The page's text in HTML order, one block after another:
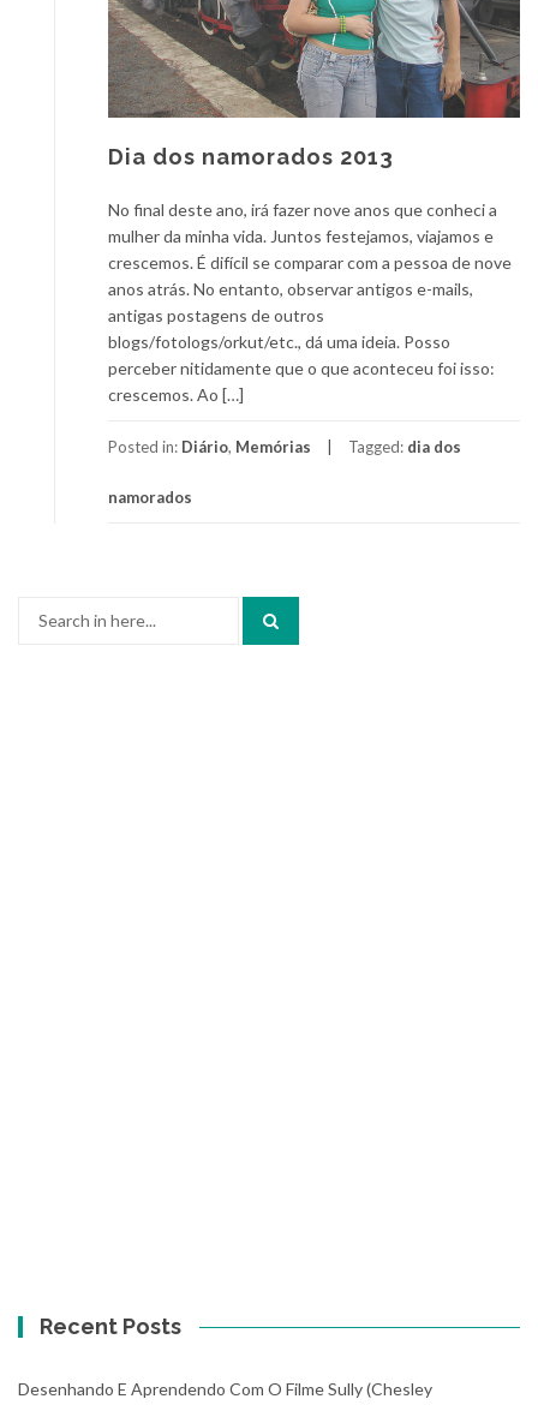
Dia dos namorados 2013
No final deste ano, irá fazer nove anos que conheci a
mulher da minha vida. Juntos festejamos, viajamos e
crescemos. É difícil se comparar com a pessoa de nove
anos atrás. No entanto, observar antigos e-mails,
antigas postagens de outros
blogs/fotologs/orkut/etc., dá uma ideia. Posso
perceber nitidamente que o que aconteceu foi isso:
crescemos. Ao […]
Posted in: Diário, Memórias Tagged: dia dos
namorados
Recent Posts
Desenhando E Aprendendo Com O Filme Sully (Chesley